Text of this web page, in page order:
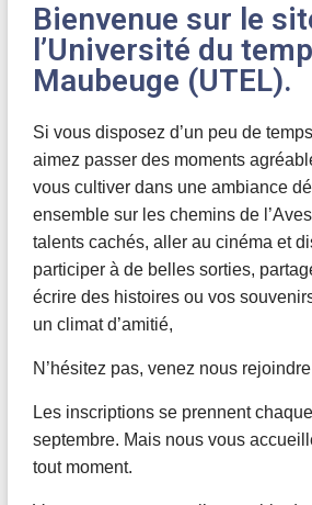
Bienvenue sur le
l’Université du
Maubeuge (UTEL).
Si vous disposez d’un peu de
aimez passer des moments
vous cultiver dans une ambiance
ensemble sur les chemins de
talents cachés, aller au cinéma et
participer à de belles sorties,
écrire des histoires ou vos
un climat d’amitié,
N’hésitez pas, venez nous
Les inscriptions se prennent
septembre. Mais nous vous
tout moment.